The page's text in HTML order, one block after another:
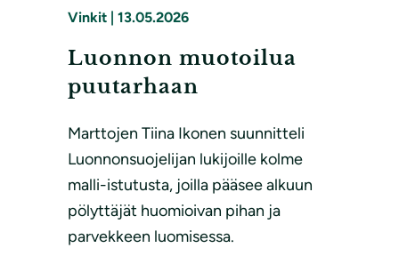
Vinkit | 13.05.2026
Luonnon muotoilua
puutarhaan
Marttojen Tiina Ikonen suunnitteli
Luonnonsuojelijan lukijoille kolme
malli-istutusta, joilla pääsee alkuun
pölyttäjät huomioivan pihan ja
parvekkeen luomisessa.